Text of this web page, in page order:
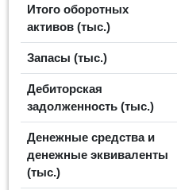
Итого оборотных
активов (тыс.)
Запасы (тыс.)
Дебиторская
задолженность (тыс.)
Денежные средства и
денежные эквиваленты
(тыс.)